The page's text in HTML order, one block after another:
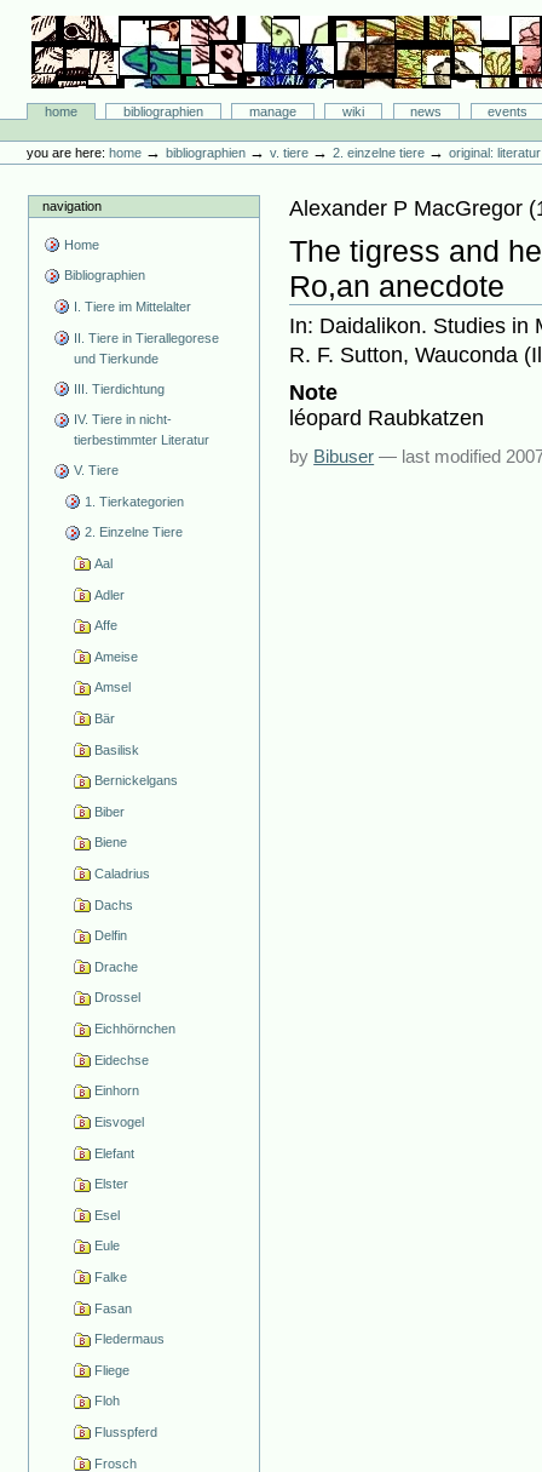
content.
navigation
Bibliographie-Portal
Sectionshome bibliographien manage wiki news
events
tools
you are here: home →bibliographien →v. tiere →2. einzelne tiere →original:
navigation
Home
Bibliographien
I. Tiere im Mittelalter
II. Tiere in Tierallegorese
und Tierkunde
III. Tierdichtung
IV. Tiere in nicht-
tierbestimmter Literatur
V. Tiere
1. Tierkategorien
2. Einzelne Tiere
Aal
Adler
Affe
Ameise
Amsel
Bär
Basilisk
Bernickelgans
Biber
Biene
Caladrius
Dachs
Delfin
Drache
Drossel
Eichhörnchen
Eidechse
Einhorn
Eisvogel
Elefant
Elster
Esel
Eule
Falke
Fasan
Fledermaus
Fliege
Floh
Flusspferd
Frosch
Alexander P MacGregor (
The tigress and
Ro,an anecdote
In: Daidalikon. Studies in
R. F. Sutton, Wauconda
Note
léopard Raubkatzen
by Bibuser — last modified